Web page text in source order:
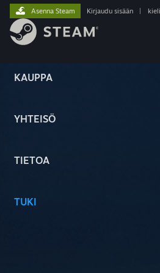
KAUPPA
YHTEISÖ
TIETOA
TUKI
Asenna Steam Kirjaudu sisään kieli